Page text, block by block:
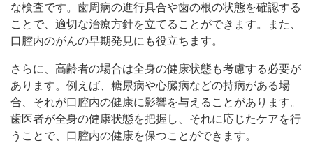
な検査です。歯周病の進行具合や歯の根の状態を確認する
ことで、適切な治療方針を立てることができます。また、
口腔内のがんの早期発見にも役立ちます。
さらに、高齢者の場合は全身の健康状態も考慮する必要が
あります。例えば、糖尿病や心臓病などの持病がある場
合、それが口腔内の健康に影響を与えることがあります。
歯医者が全身の健康状態を把握し、それに応じたケアを行
うことで、口腔内の健康を保つことができます。